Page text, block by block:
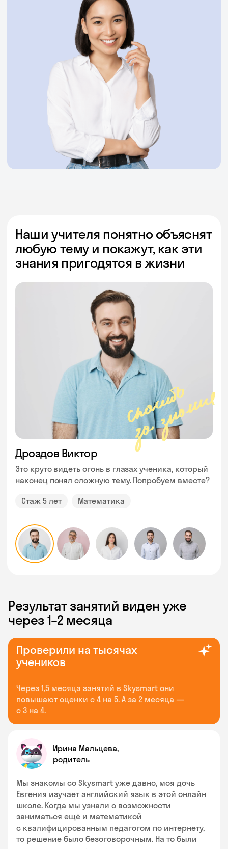
Наши учителя понятно объяснят
любую тему и покажут, как эти
знания пригодятся в жизни
Дроздов Виктор
Это круто видеть огонь в глазах ученика, который
наконец понял сложную тему. Попробуем вместе?
Стаж 5 лет Математика
Результат занятий виден уже
через 1–2 месяца
Проверили на тысячах
учеников
Через 1,5 месяца занятий в Skysmart они
повышают оценки с 4 на 5. А за 2 месяца —
с 3 на 4.
Ирина Мальцева,
родитель
Мы знакомы со Skysmart уже давно, моя дочь
Евгения изучает английский язык в этой онлайн
школе. Когда мы узнали о возможности
заниматься ещё и математикой
с квалифицированным педагогом по интернету,
то решение было безоговорочным. На то были